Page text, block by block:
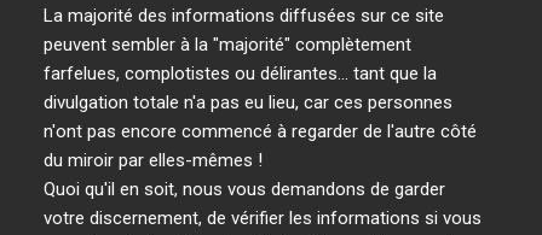
La majorité des informations diffusées sur ce site
peuvent sembler à la "majorité" complètement
farfelues, complotistes ou délirantes... tant que la
divulgation totale n'a pas eu lieu, car ces personnes
n'ont pas encore commencé à regarder de l'autre côté
du miroir par elles-mêmes !
Quoi qu'il en soit, nous vous demandons de garder
votre discernement, de vérifier les informations si vous